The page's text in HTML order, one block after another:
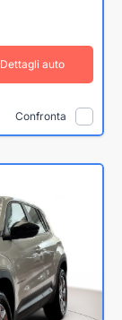
Dettagli auto
Confronta